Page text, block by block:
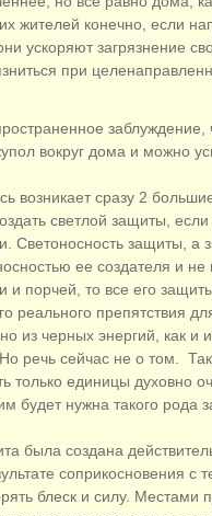
жителей конечно, если
ускоряют загрязнение
при
вокруг дома и можно
возникает сразу 2
светлой защиты,
Светоносность защиты, а
ее создателя и
порчей, то все его
реального
из черных энергий, как и
речь сейчас не о том.
только единицы духовно
будет нужна такого рода
была создана
соприкосновения
блеск и силу.